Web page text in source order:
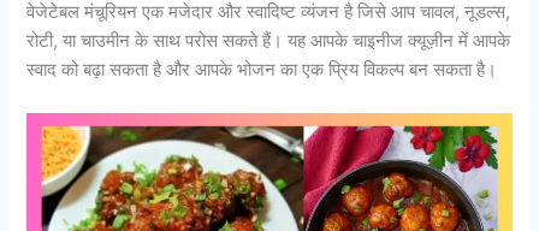
वेजेटेबल मंचूरियन एक मजेदार और स्वादिष्ट व्यंजन है जिसे आप चावल, नूडल्स,
रोटी, या चाउमीन के साथ परोस सकते हैं। यह आपके चाइनीज क्यूज़ीन में आपके
स्वाद को बढ़ा सकता है और आपके भोजन का एक प्रिय विकल्प बन सकता है।